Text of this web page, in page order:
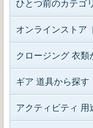
ひとつ前のカテゴ
オンラインストア
クロージング 衣類
ギア 道具から探す
アクティビティ 用